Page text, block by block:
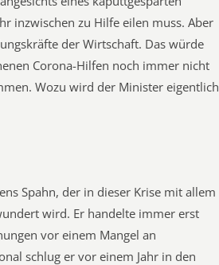
inzwischen zu Hilfe eilen muss. Aber
der Wirtschaft. Das würde
Corona-Hilfen noch immer nicht
Wozu wird der Minister eigentlich
Spahn, der in dieser Krise mit allem
wird. Er handelte immer erst
vor einem Mangel an
schlug er vor einem Jahr in den